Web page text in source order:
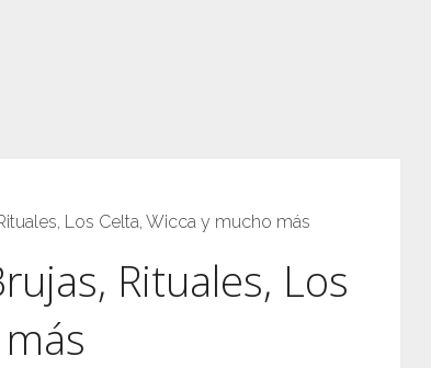
Los Celta, Wicca y mucho más
Rituales, Los